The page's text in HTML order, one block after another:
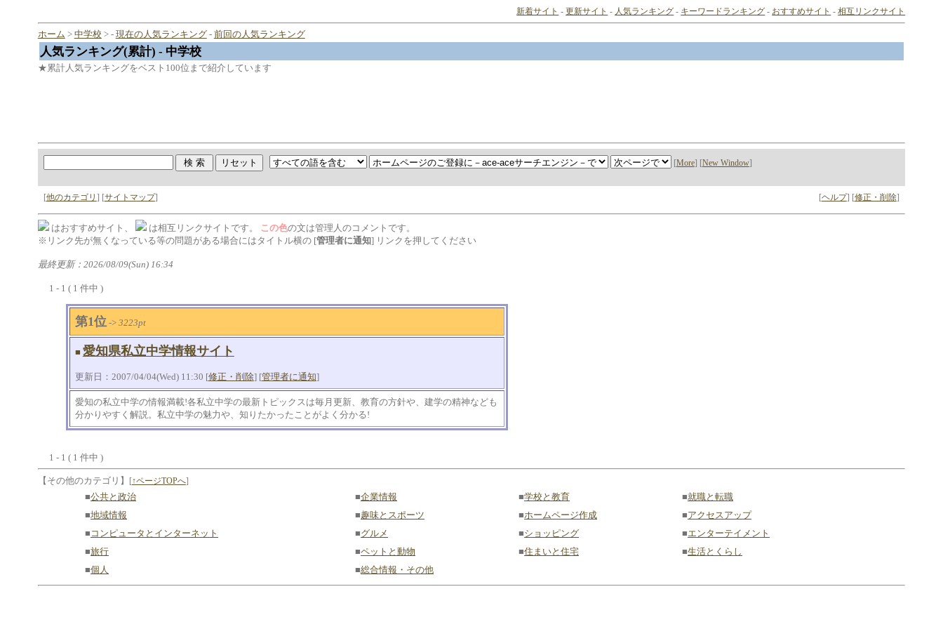
新着サイト -更新サイト - 人気ランキング - キーワードランキング - おすすめサイト -相互リンクサイト
ホーム > 中学校 > - 現在の人気ランキング- 前回の人気ランキング
人気ランキング(累計) - 中学校
★累計人気ランキングをベスト100位まで紹介しています
[More] [New Window]
[他のカテゴリ ] [サイトマップ] [ヘルプ] [修正・削除]
はおすすめサイト、 は相互リンクサイトです。 この色の文は管理人のコメントです。
※リンク先が無くなっている等の問題がある場合にはタイトル横の [管理者に通知] リンクを押してください
最終更新：2026/08/09(Sun) 16:34
1 - 1 ( 1 件中 )
第1位-> 3223pt
■ 愛知県私立中学情報サイト
更新日：2007/04/04(Wed) 11:30 [修正・削除] [管理者に通知]
愛知の私立中学の情報満載!各私立中学の最新トピックスは毎月更新、教育の方針や、建学の精神なども
分かりやすく解説。私立中学の魅力や、知りたかったことがよく分かる!
1 - 1 ( 1 件中 )
【その他のカテゴリ】 [↑ページTOPへ]
■公共と政治 ■企業情報 ■学校と教育 ■就職と転職
■地域情報 ■趣味とスポーツ ■ホームページ作成 ■アクセスアップ
■ コンピュータとインターネット ■グルメ ■ショッピング ■エンターテイメント
■旅行 ■ペットと動物 ■住まいと住宅 ■生活とくらし
■個人 ■総合情報・その他